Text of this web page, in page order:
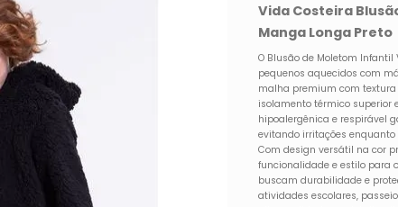
Vida Costeira
Manga Longa Preto
O Blusão de Moletom
pequenos aquecidos com
malha premium com textura
isolamento térmico superior
hipoalergênica e respirável
evitando irritações
Com design versátil na cor
funcionalidade e estilo para
buscam durabilidade e
atividades escolares,